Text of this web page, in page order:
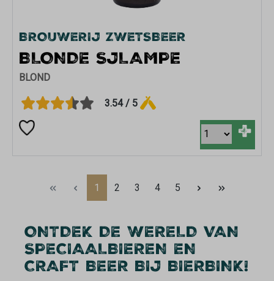
BROUWERIJ ZWETSBEER
BLONDE SJLAMPE
BLOND
3.54 / 5
+
Pagina
1 Pagina
2 Pagina
3 Pagina
4 Pagina
5
ONTDEK DE WERELD VAN
SPECIAALBIEREN EN
CRAFT BEER BIJ BIERBINK!